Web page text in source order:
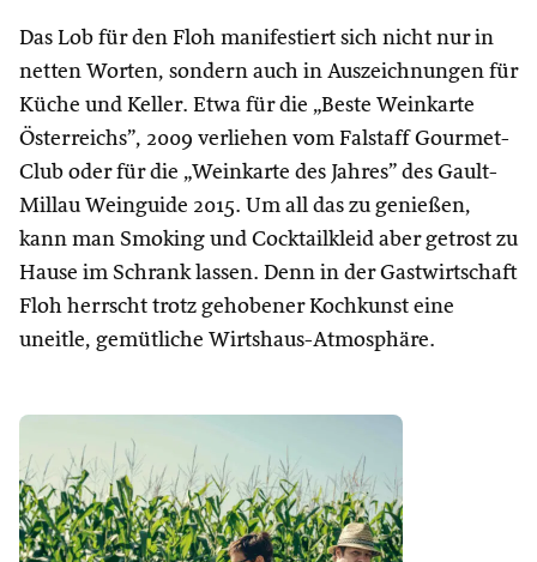
Das Lob für den Floh manifestiert sich nicht nur in
netten Worten, sondern auch in Auszeichnungen für
Küche und Keller. Etwa für die „Beste Weinkarte
Österreichs”, 2009 verliehen vom Falstaff Gourmet-
Club oder für die „Weinkarte des Jahres” des Gault-
Millau Weinguide 2015. Um all das zu genießen,
kann man Smoking und Cocktailkleid aber getrost zu
Hause im Schrank lassen. Denn in der Gastwirtschaft
Floh herrscht trotz gehobener Kochkunst eine
uneitle, gemütliche Wirtshaus-Atmosphäre.